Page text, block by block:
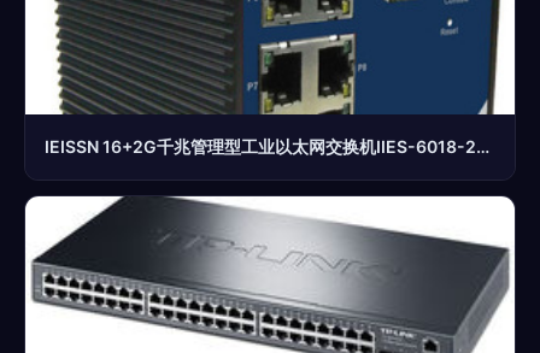
IEISSN 16+2G千兆管理型工业以太网交换机IIES-6018-2GC产品详解